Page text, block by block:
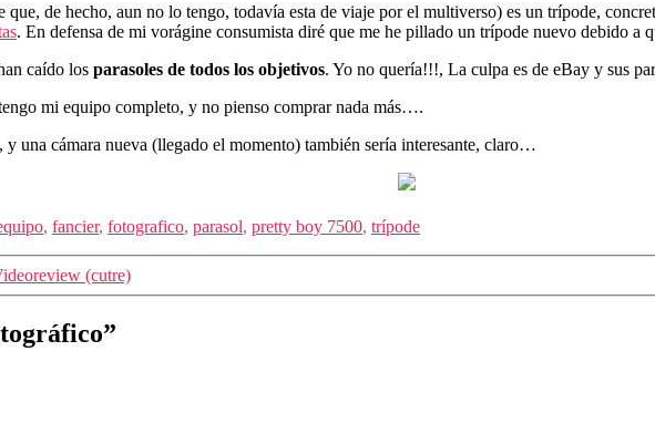
que, de hecho, aun no lo tengo, todavía esta de viaje por el multiverso) es un trípode,
. En defensa de mi vorágine consumista diré que me he pillado un trípode nuevo debido
caído los parasoles de todos los objetivos. Yo no quería!!!, La culpa es de eBay y sus
mi equipo completo, y no pienso comprar nada más….
una cámara nueva (llegado el momento) también sería interesante, claro…
, fancier, fotografico, parasol, pretty boy 7500, trípode
(cutre)